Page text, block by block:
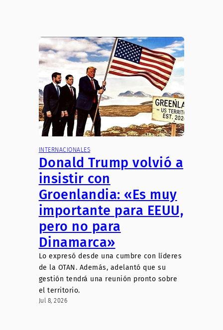
INTERNACIONALES
Donald Trump volvió a
insistir con
Groenlandia: «Es muy
importante para EEUU,
pero no para
Dinamarca»
Lo expresó desde una cumbre con líderes
de la OTAN. Además, adelantó que su
gestión tendrá una reunión pronto sobre
el territorio.
Jul 8, 2026